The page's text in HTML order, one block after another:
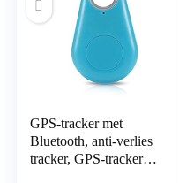
GPS-tracker met
Bluetooth, anti-verlies
tracker, GPS-tracker